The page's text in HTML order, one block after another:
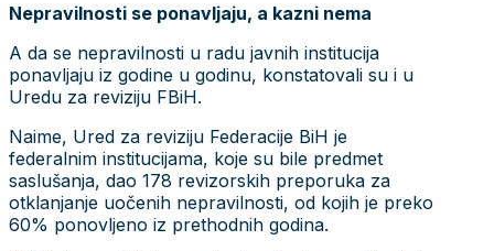
Nepravilnosti se ponavljaju, a kazni nema
A da se nepravilnosti u radu javnih institucija
ponavljaju iz godine u godinu, konstatovali su i u
Uredu za reviziju FBiH.
Naime, Ured za reviziju Federacije BiH je
federalnim institucijama, koje su bile predmet
saslušanja, dao 178 revizorskih preporuka za
otklanjanje uočenih nepravilnosti, od kojih je preko
60% ponovljeno iz prethodnih godina.